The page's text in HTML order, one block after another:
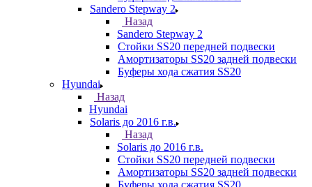
Sandero Stepway 2
Назад
Sandero Stepway 2
Стойки SS20 передней подвески
Амортизаторы SS20 задней подвески
Буферы хода сжатия SS20
Hyundai
Назад
Hyundai
Solaris до 2016 г.в.
Назад
Solaris до 2016 г.в.
Стойки SS20 передней подвески
Амортизаторы SS20 задней подвески
Буферы хода сжатия SS20